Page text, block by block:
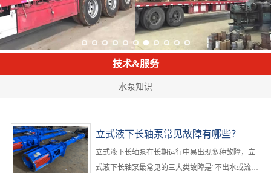
技术&服务
水泵知识
立式液下长轴泵常见故障有哪些？
立式液下长轴泵在长期运行中易出现多种故障，‌立
式液下长轴泵最常见的三大类故障是“不出水或流量